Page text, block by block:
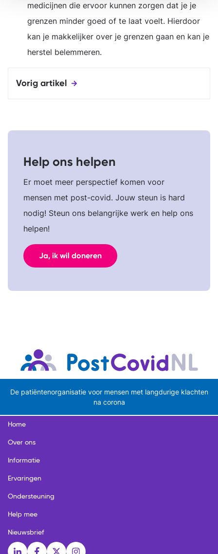
medicijnen die ervoor kunnen zorgen dat je je
grenzen minder goed of te laat voelt. Hierdoor
kan je makkelijker over je grenzen gaan en kan je
herstel belemmeren.
Vorig artikel
Help ons helpen
Er moet meer perspectief komen voor
mensen met post-covid. Jouw steun is hard
nodig! Steun ons belangrijke werk en help ons
helpen!
Ja, ik wil doneren
De patiëntenorganisatie voor mensen met langdurige klachten
na corona
Home
Over ons
Informatie
Ervaringen
Ondersteuning
Help mee
Nieuwsbrief
Social media links